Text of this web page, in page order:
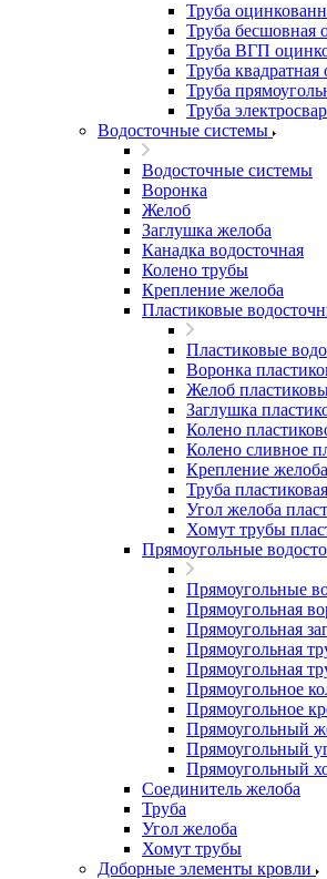
Труба
Труба бесшовная
Труба ВГП
Труба
Труба
Труба
Водосточные системы
Водосточные системы
Воронка
Желоб
Заглушка желоба
Канадка водосточная
Колено трубы
Крепление желоба
Пластиковые
Пластиковые
Воронка
Желоб
Заглушка
Колено
Колено сливное
Крепление
Труба пластиковая
Угол желоба
Хомут трубы
Прямоугольные
Прямоугольные
Прямоугольная
Прямоугольная
Прямоугольная
Прямоугольная
Прямоугольное
Прямоугольное
Прямоугольный
Прямоугольный
Прямоугольный
Соединитель желоба
Труба
Угол желоба
Хомут трубы
Доборные элементы кровли